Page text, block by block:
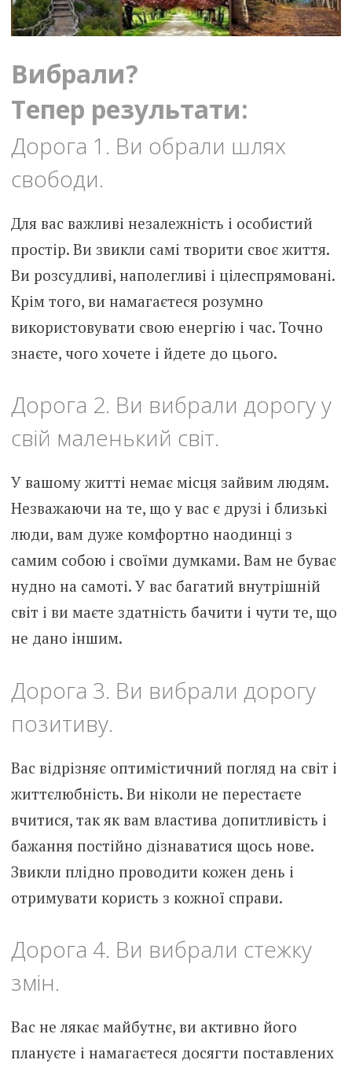
Вибрали?
Тепер результати:
Дорога 1. Ви обрали шлях
свободи.
Для вас важливі незалежність і особистий
простір. Ви звикли самі творити своє життя.
Ви розсудливі, наполегливі і цілеспрямовані.
Крім того, ви намагаєтеся розумно
використовувати свою енергію і час. Точно
знаєте, чого хочете і йдете до цього.
Дорога 2. Ви вибрали дорогу у
свій маленький світ.
У вашому житті немає місця зайвим людям.
Незважаючи на те, що у вас є друзі і близькі
люди, вам дуже комфортно наодинці з
самим собою і своїми думками. Вам не буває
нудно на самоті. У вас багатий внутрішній
світ і ви маєте здатність бачити і чути те, що
не дано іншим.
Дорога 3. Ви вибрали дорогу
позитиву.
Вас відрізняє оптимістичний погляд на світ і
життєлюбність. Ви ніколи не перестаєте
вчитися, так як вам властива допитливість і
бажання постійно дізнаватися щось нове.
Звикли плідно проводити кожен день і
отримувати користь з кожної справи.
Дорога 4. Ви вибрали стежку
змін.
Вас не лякає майбутнє, ви активно його
плануєте і намагаєтеся досягти поставлених